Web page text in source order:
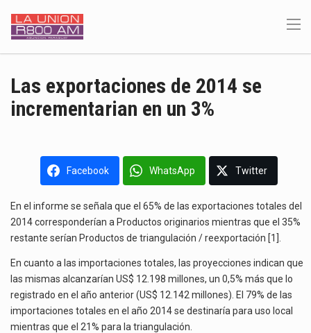
Las exportaciones de 2014 se
incrementarian en un 3%
Facebook WhatsApp Twitter
En el informe se señala que el 65% de las exportaciones totales del
2014 corresponderían a Productos originarios mientras que el 35%
restante serían Productos de triangulación / reexportación [1].
En cuanto a las importaciones totales, las proyecciones indican que
las mismas alcanzarían US$ 12.198 millones, un 0,5% más que lo
registrado en el año anterior (US$ 12.142 millones). El 79% de las
importaciones totales en el año 2014 se destinaría para uso local
mientras que el 21% para la triangulación.